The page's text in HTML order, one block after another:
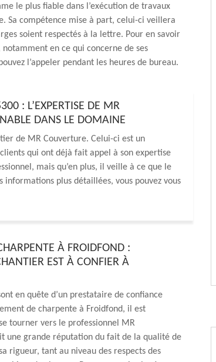
le plus fiable dans l’exécution de travaux
Sa compétence mise à part, celui-ci veillera
soient respectés à la lettre. Pour en savoir
notamment en ce qui concerne de ses
l’appeler pendant les heures de bureau.
: L’EXPERTISE DE MR
DANS LE DOMAINE
de MR Couverture. Celui-ci est un
qui ont déjà fait appel à son expertise
mais qu’en plus, il veille à ce que le
plus détaillées, vous pouvez vous
À FROIDFOND :
EST À CONFIER À
en quête d’un prestataire de confiance
de charpente à Froidfond, il est
tourner vers le professionnel MR
une grande réputation du fait de la qualité de
rigueur, tant au niveau des respects des